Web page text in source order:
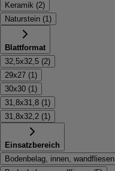
Keramik (2)
Naturstein (1)
Blattformat
32,5x32,5 (2)
29x27 (1)
30x30 (1)
31,8x31,8 (1)
31,8x32,2 (1)
Einsatzbereich
Bodenbelag, innen, wandfliesen